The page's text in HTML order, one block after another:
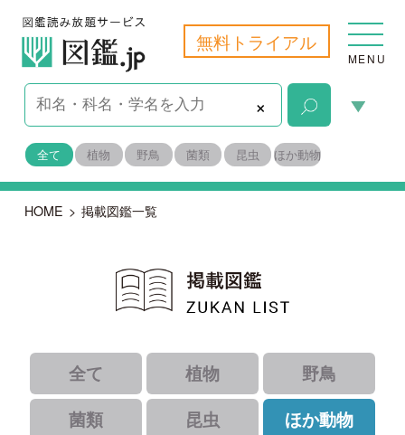
無料トライアル
MENU
×
全て 植物 野鳥 菌類 昆虫 ほか動物
植物
野鳥
菌類
昆虫 ほか動物
ほか動物の図鑑